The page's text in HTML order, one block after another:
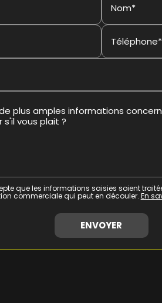
Nom*
Téléphone*
que les informations saisies soient
commerciale qui peut en découler. En